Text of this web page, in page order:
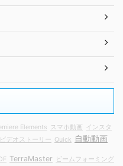
Elements スマホ動画
インスタ
ビデオストーリー Quick
自動動画
TerraMaster
ビームフォーミング